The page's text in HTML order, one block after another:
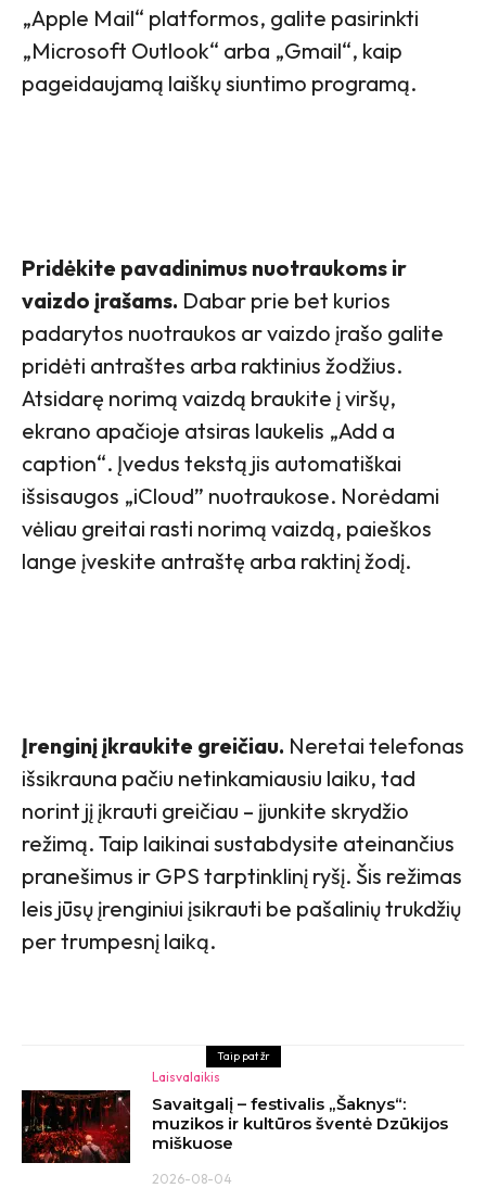
„Apple Mail“ platformos, galite pasirinkti
„Microsoft Outlook“ arba „Gmail“, kaip
pageidaujamą laiškų siuntimo programą.
Pridėkite pavadinimus nuotraukoms ir
vaizdo įrašams. Dabar prie bet kurios
padarytos nuotraukos ar vaizdo įrašo galite
pridėti antraštes arba raktinius žodžius.
Atsidarę norimą vaizdą braukite į viršų,
ekrano apačioje atsiras laukelis „Add a
caption“. Įvedus tekstą jis automatiškai
išsisaugos „iCloud” nuotraukose. Norėdami
vėliau greitai rasti norimą vaizdą, paieškos
lange įveskite antraštę arba raktinį žodį.
Įrenginį įkraukite greičiau. Neretai telefonas
išsikrauna pačiu netinkamiausiu laiku, tad
norint jį įkrauti greičiau – įjunkite skrydžio
režimą. Taip laikinai sustabdysite ateinančius
pranešimus ir GPS tarptinklinį ryšį. Šis režimas
leis jūsų įrenginiui įsikrauti be pašalinių trukdžių
per trumpesnį laiką.
Taip pat žr
Laisvalaikis
Savaitgalį – festivalis „Šaknys“:
muzikos ir kultūros šventė Dzūkijos
miškuose
2026-08-04